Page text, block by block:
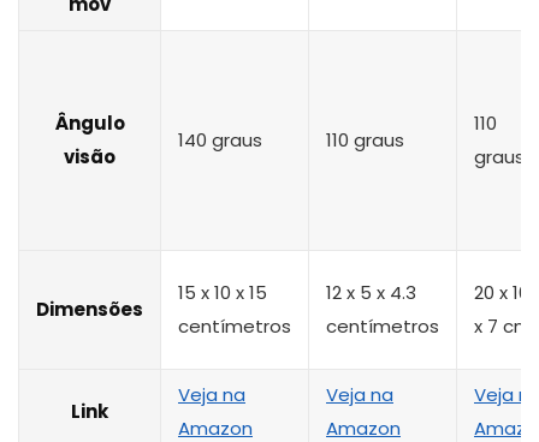
Ângulo
visão
140 graus 110 graus
110
graus
Dimensões
15 x 10 x 15
centímetros
12 x 5 x 4.3
centímetros
‎20 x
x 7 cm
Link
Veja na
Amazon
Veja na
Amazon
Veja